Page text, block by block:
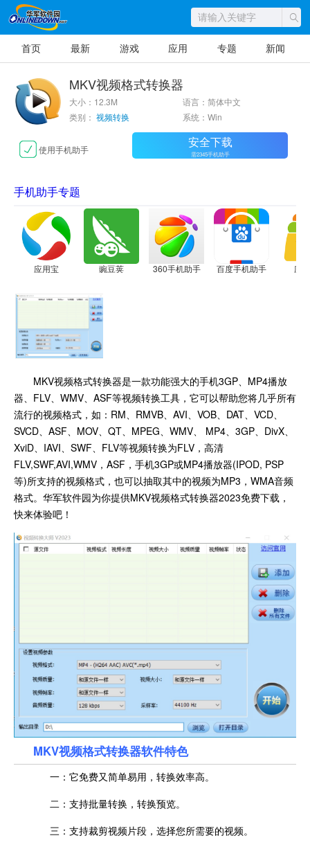
首页 最新 游戏 应用 专题 新闻
MKV视频格式转换器
大小：12.3M
语言：简体中文
类别： 视频转换 系统：Win
使用手机助手 安全下载
需2345手机助手
手机助手专题
应用宝 豌豆荚 360手机助手 百度手机助手 应
MKV视频格式转换器是一款功能强大的手机3GP、MP4播放
器、FLV、WMV、ASF等视频转换工具，它可以帮助您将几乎所有
流行的视频格式，如：RM、RMVB、AVI、VOB、DAT、VCD、
SVCD、ASF、MOV、QT、MPEG、WMV、 MP4、3GP、DivX、
XviD、IAVI、SWF、FLV等视频转换为FLV，高清
FLV,SWF,AVI,WMV，ASF，手机3GP或MP4播放器(IPOD, PSP
等)所支持的视频格式，也可以抽取其中的视频为MP3，WMA音频
格式。华军软件园为你提供MKV视频格式转换器2023免费下载，
快来体验吧！
MKV视频格式转换器软件特色
一：它免费又简单易用，转换效率高。
二：支持批量转换，转换预览。
三：支持裁剪视频片段，选择您所需要的视频。